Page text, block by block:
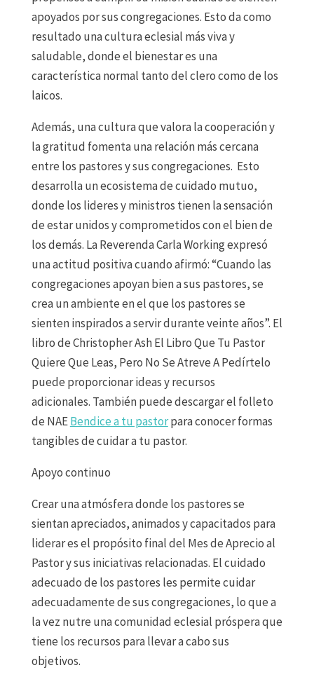
apoyados por sus congregaciones. Esto da como
resultado una cultura eclesial más viva y
saludable, donde el bienestar es una
característica normal tanto del clero como de los
laicos.
Además, una cultura que valora la cooperación y
la gratitud fomenta una relación más cercana
entre los pastores y sus congregaciones. Esto
desarrolla un ecosistema de cuidado mutuo,
donde los lideres y ministros tienen la sensación
de estarunidosy comprometidos con el bien de
los demás. La Reverenda Carla Working expresó
una actitud positiva cuando afirmó: “Cuando las
congregaciones apoyan bien a sus pastores, se
crea un ambiente en el que los pastores se
sienten inspirados a servir durante veinte años”. El
libro de Christopher Ash El Libro Que Tu Pastor
Quiere Que Leas, Pero No Se Atreve A Pedírtelo
puede proporcionar ideas y recursos
adicionales. También puede descargar el folleto
de NAEBendice a tu pastorpara conocer formas
tangibles de cuidar a tu pastor.
Apoyo continuo
Crear una atmósfera donde los pastores se
sientan apreciados, animados y capacitados para
liderar es el propósito final del Mes de Aprecio al
Pastor y sus iniciativas relacionadas. El cuidado
adecuado de los pastores les permite cuidar
adecuadamente de sus congregaciones, lo que a
la vez nutre una comunidad eclesial próspera que
tiene los recursos para llevar a cabo sus
objetivos.